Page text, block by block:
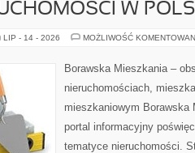
W
LIP - 14 - 2026 MOŻLIWOŚĆ
Borawska Mieszkania –
nieruchomościach,
mieszkaniowym Borawska
portal informacyjny
tematyce nieruchomości.